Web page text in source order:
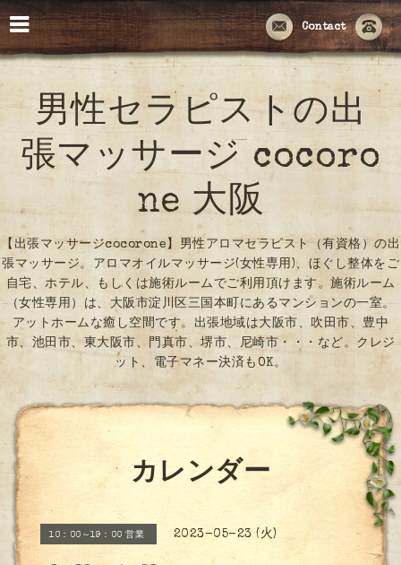
Contact
男性セラピストの出
張マッサージ cocoro
ne 大阪
【出張マッサージcocorone】男性アロマセラピスト（有資格）の出
張マッサージ。アロマオイルマッサージ(女性専用)、ほぐし整体をご
自宅、ホテル、もしくは施術ルームでご利用頂けます。施術ルーム
（女性専用）は、大阪市淀川区三国本町にあるマンションの一室。
アットホームな癒し空間です。出張地域は大阪市、吹田市、豊中
市、池田市、東大阪市、門真市、堺市、尼崎市・・・など。クレジ
ット、電子マネー決済もOK。
カレンダー
10：00～19：00 営業 2023-05-23 (火)